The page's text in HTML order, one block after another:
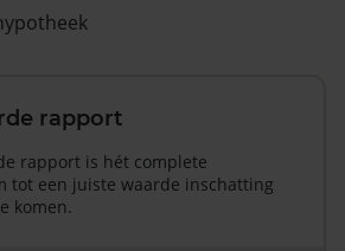
rapport
rapport is hét complete
tot een juiste waarde inschatting
komen.